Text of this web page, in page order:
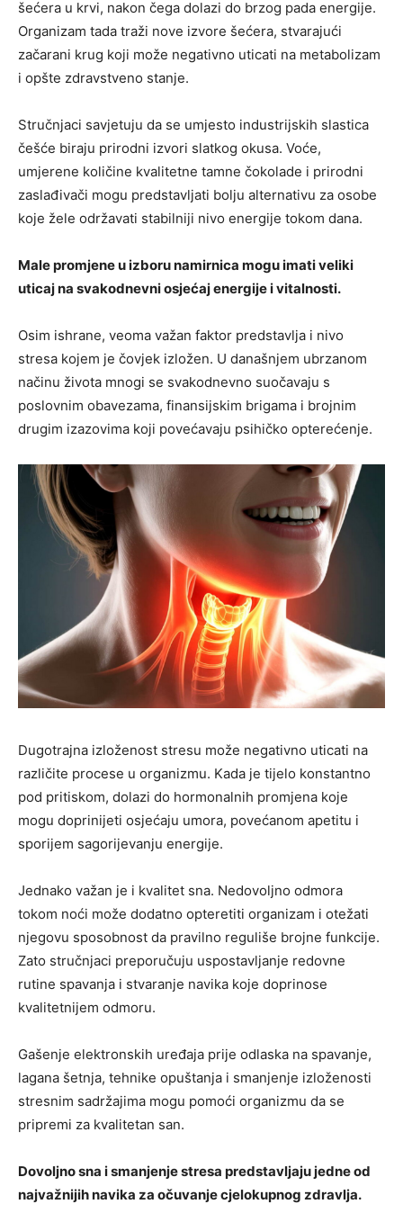
šećera u krvi, nakon čega dolazi do brzog pada energije.
Organizam tada traži nove izvore šećera, stvarajući
začarani krug koji može negativno uticati na metabolizam
i opšte zdravstveno stanje.
Stručnjaci savjetuju da se umjesto industrijskih slastica
češće biraju prirodni izvori slatkog okusa. Voće,
umjerene količine kvalitetne tamne čokolade i prirodni
zaslađivači mogu predstavljati bolju alternativu za osobe
koje žele održavati stabilniji nivo energije tokom dana.
Male promjene u izboru namirnica mogu imati veliki
uticaj na svakodnevni osjećaj energije i vitalnosti.
Osim ishrane, veoma važan faktor predstavlja i nivo
stresa kojem je čovjek izložen. U današnjem ubrzanom
načinu života mnogi se svakodnevno suočavaju s
poslovnim obavezama, finansijskim brigama i brojnim
drugim izazovima koji povećavaju psihičko opterećenje.
Dugotrajna izloženost stresu može negativno uticati na
različite procese u organizmu. Kada je tijelo konstantno
pod pritiskom, dolazi do hormonalnih promjena koje
mogu doprinijeti osjećaju umora, povećanom apetitu i
sporijem sagorijevanju energije.
Jednako važan je i kvalitet sna. Nedovoljno odmora
tokom noći može dodatno opteretiti organizam i otežati
njegovu sposobnost da pravilno reguliše brojne funkcije.
Zato stručnjaci preporučuju uspostavljanje redovne
rutine spavanja i stvaranje navika koje doprinose
kvalitetnijem odmoru.
Gašenje elektronskih uređaja prije odlaska na spavanje,
lagana šetnja, tehnike opuštanja i smanjenje izloženosti
stresnim sadržajima mogu pomoći organizmu da se
pripremi za kvalitetan san.
Dovoljno sna i smanjenje stresa predstavljaju jedne od
najvažnijih navika za očuvanje cjelokupnog zdravlja.